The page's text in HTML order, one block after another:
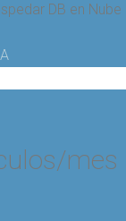
DB en Nube
mes